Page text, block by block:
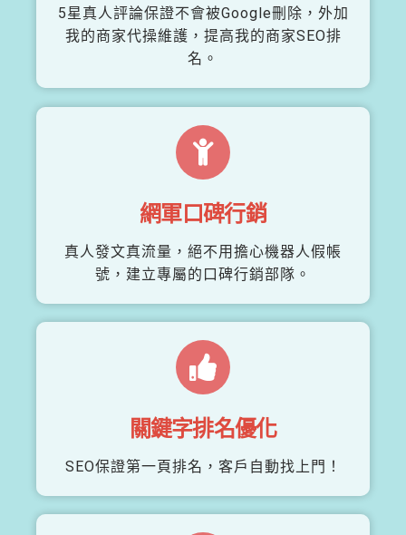
5星真人評論保證不會被Google刪除，外加
我的商家代操維護，提高我的商家SEO排
名。
網軍口碑行銷
真人發文真流量，絕不用擔心機器人假帳
號，建立專屬的口碑行銷部隊。
關鍵字排名優化
SEO保證第一頁排名，客戶自動找上門！